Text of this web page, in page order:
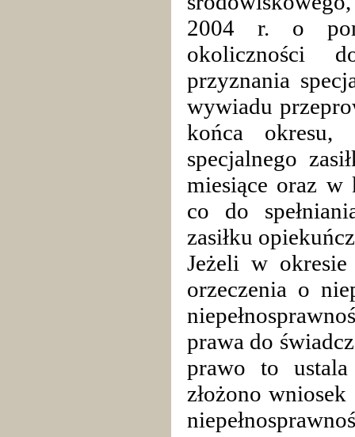
2004 r. o
okoliczności
przyznania
wywiadu
końca
specjalnego
miesiące oraz w
co do
zasiłku
Jeżeli w
orzeczenia o
prawa do
prawo to
złożono